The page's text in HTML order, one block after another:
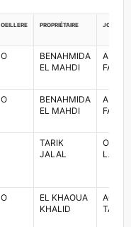
Oeillere Propriétaire Jockey
O
BENAHMIDA
EL MAHDI
O
BENAHMIDA
EL MAHDI
TARIK
JALAL
O
EL KHAOUA
KHALID